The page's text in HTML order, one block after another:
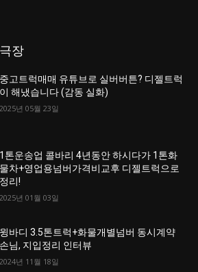
장
중고트럭매매 유튜브로 실버버튼? 디젤트럭
이 해냈습니다 (감동 실화)
2025년 05월 23일
1톤운송업 콜바리 4년동안 하시다가 1톤화
물차+영업용넘버가격비교후 디젤트럭으로
정리!
2025년 01월 03일
윙바디 3.5톤트럭+화물개별넘버 동시계약
손님, 지입정리 인터뷰
2024년 11월 18일